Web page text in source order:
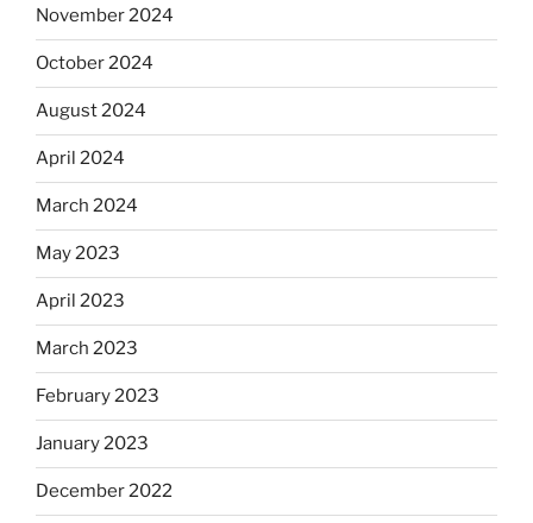
November 2024
October 2024
August 2024
April 2024
March 2024
May 2023
April 2023
March 2023
February 2023
January 2023
December 2022